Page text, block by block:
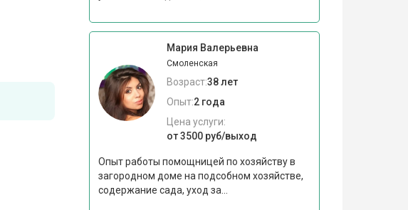
Мария Валерьевна
Смоленская
Возраст:38 лет
Опыт:2 года
Цена услуги:
от 3500 руб/выход
Опыт работы помощницей по хозяйству в
загородном доме на подсобном хозяйстве,
содержание сада, уход за...